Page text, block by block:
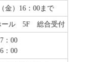
金）16：00まで
ール 5F 総合受付
：00
：00